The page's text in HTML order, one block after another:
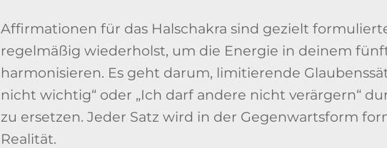
Affirmationen für das Halschakra sind gezielt
regelmäßig wiederholst, um die Energie in deinem
harmonisieren. Es geht darum, limitierende
nicht wichtig“ oder „Ich darf andere nicht verärgern“
zu ersetzen. Jeder Satz wird in der Gegenwartsform
Realität.